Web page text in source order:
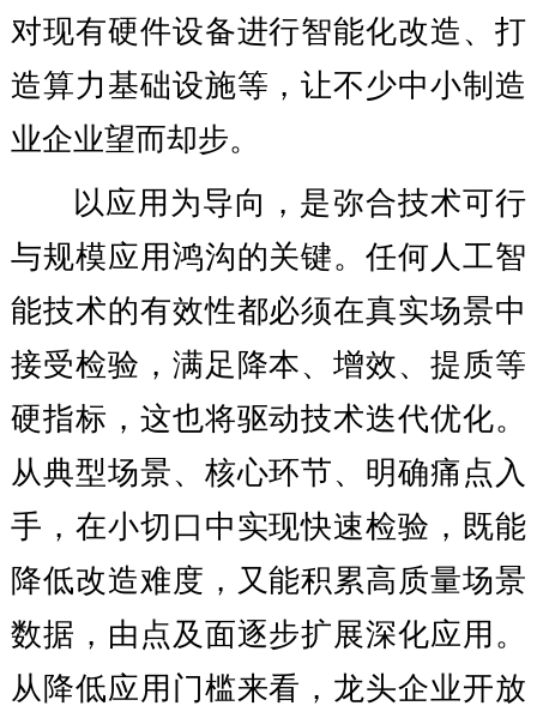
对现有硬件设备进行智能化改造、打
造算力基础设施等，让不少中小制造
业企业望而却步。
以应用为导向，是弥合技术可行
与规模应用鸿沟的关键。任何人工智
能技术的有效性都必须在真实场景中
接受检验，满足降本、增效、提质等
硬指标，这也将驱动技术迭代优化。
从典型场景、核心环节、明确痛点入
手，在小切口中实现快速检验，既能
降低改造难度，又能积累高质量场景
数据，由点及面逐步扩展深化应用。
从降低应用门槛来看，龙头企业开放